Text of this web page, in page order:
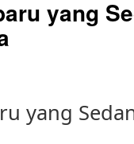
yang
yang